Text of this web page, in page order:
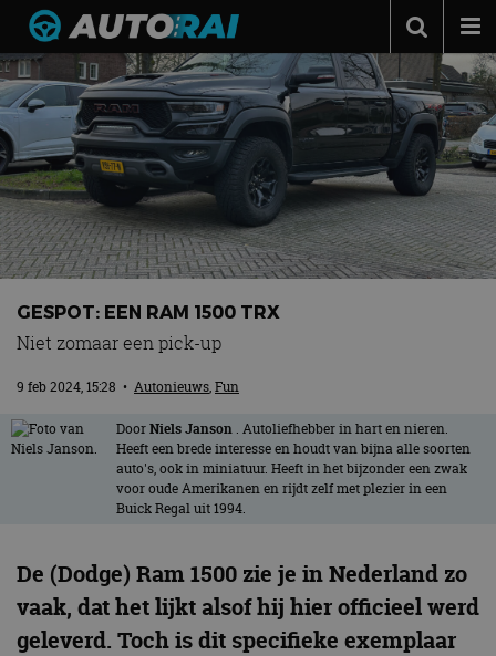
Autonieuws
Podcast
Autotests
Automerken
Adverteren
Contact
MotorRAI.nl
GESPOT: EEN RAM 1500 TRX
Niet zomaar een pick-up
9 feb 2024, 15:28 • Autonieuws,Fun
DoorNiels Janson . Autoliefhebber in hart en nieren.
Heeft een brede interesse en houdt van bijna alle soorten
auto's, ook in miniatuur. Heeft in het bijzonder een zwak
voor oude Amerikanen en rijdt zelf met plezier in een
Buick Regal uit 1994.
De (Dodge) Ram 1500 zie je in Nederland zo
vaak, dat het lijkt alsof hij hier officieel werd
geleverd. Toch is dit specifieke exemplaar